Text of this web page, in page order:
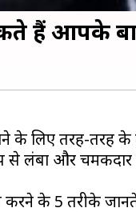
हैं आपके
लिए तरह-तरह के
लंबा और चमकदार